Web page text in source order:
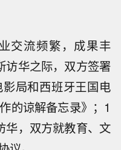
交流频繁，成果丰
访华之际，双方签署
局和西班牙王国电
的谅解备忘录》；1
华，双方就教育、文